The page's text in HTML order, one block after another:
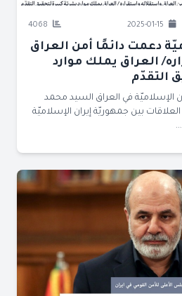
دعمت دائمًا أمن العراق
العراق يملك موارد
التقدّم
الإسلاميّة في العراق السيد محمد
بين جمهوريّة إيران الإسلاميّة